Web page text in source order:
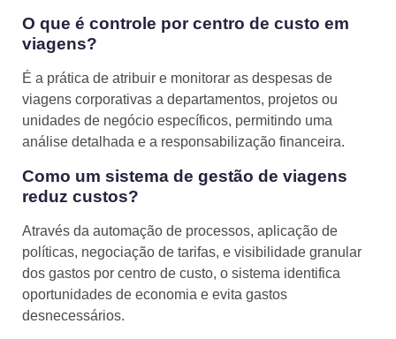
O que é controle por centro de custo em
viagens?
É a prática de atribuir e monitorar as despesas de
viagens corporativas a departamentos, projetos ou
unidades de negócio específicos, permitindo uma
análise detalhada e a responsabilização financeira.
Como um sistema de gestão de viagens
reduz custos?
Através da automação de processos, aplicação de
políticas, negociação de tarifas, e visibilidade granular
dos gastos por centro de custo, o sistema identifica
oportunidades de economia e evita gastos
desnecessários.